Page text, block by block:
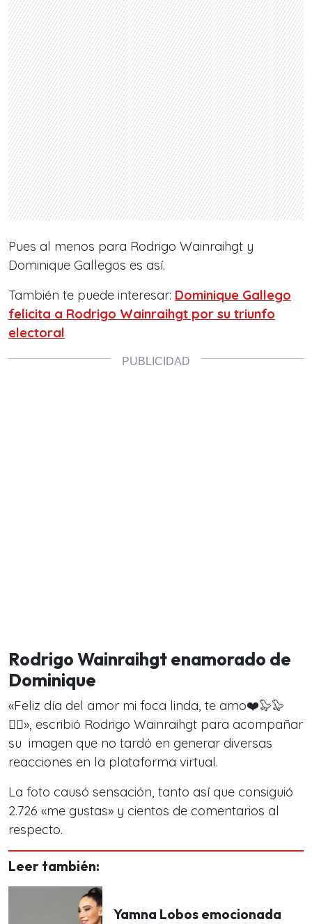
Pues al menos para Rodrigo Wainraihgt y
Dominique Gallegos es así.
También te puede interesar: Dominique Gallego
felicita a Rodrigo Wainraihgt por su triunfo
electoral
Rodrigo Wainraihgt enamorado de
Dominique
«Feliz día del amor mi foca linda, te amo❤️🦭🦭
✌🏻», escribió Rodrigo Wainraihgt para acompañar
su imagen que no tardó en generar diversas
reacciones en la plataforma virtual.
La foto causó sensación, tanto así que consiguió
2.726 «me gustas» y cientos de comentarios al
respecto.
Leer también:
Yamna Lobos emocionada